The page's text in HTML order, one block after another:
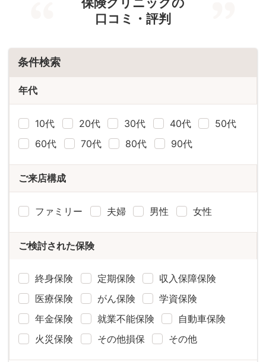
口コミ・評判
条件検索
年代
10代 20代 30代 40代
50代
60代
70代 80代 90代
ご来店構成
ファミリー 夫婦 男性 女性
ご検討された保険
終身保険 定期保険
収入保障保険
医療保険
がん保険
学資保険
年金保険
就業不能保険
自動車保険
火災保険
その他損保 その他